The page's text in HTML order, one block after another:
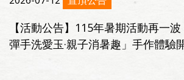
【活動公告】115年暑期活動再一
彈手洗愛玉·親子消暑趣」手作體驗